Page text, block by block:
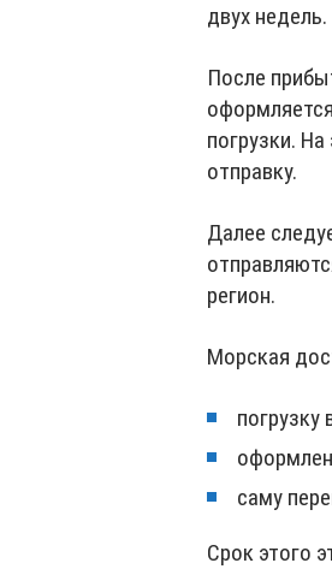
двух недель.
После
погрузки.
отправку.
Далее
регион.
Морская
погрузку
саму
Срок этого